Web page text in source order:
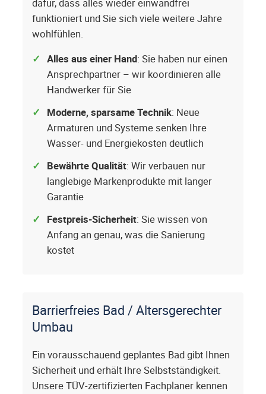
dafür, dass alles wieder einwandfrei
funktioniert und Sie sich viele weitere Jahre
wohlfühlen.
Alles aus einer Hand: Sie haben nur einen
Ansprechpartner – wir koordinieren alle
Handwerker für Sie
Moderne, sparsame Technik: Neue
Armaturen und Systeme senken Ihre
Wasser- und Energiekosten deutlich
Bewährte Qualität: Wir verbauen nur
langlebige Markenprodukte mit langer
Garantie
Festpreis-Sicherheit: Sie wissen von
Anfang an genau, was die Sanierung
kostet
Barrierfreies Bad / Altersgerechter
Umbau
Ein vorausschauend geplantes Bad gibt Ihnen
Sicherheit und erhält Ihre Selbstständigkeit.
Unsere TÜV-zertifizierten Fachplaner kennen